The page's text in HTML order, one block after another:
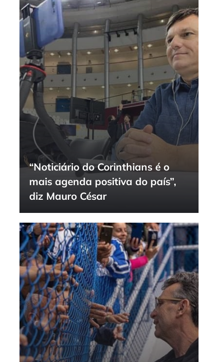
“Noticiário do Corinthians é o
mais agenda positiva do país”,
diz Mauro César